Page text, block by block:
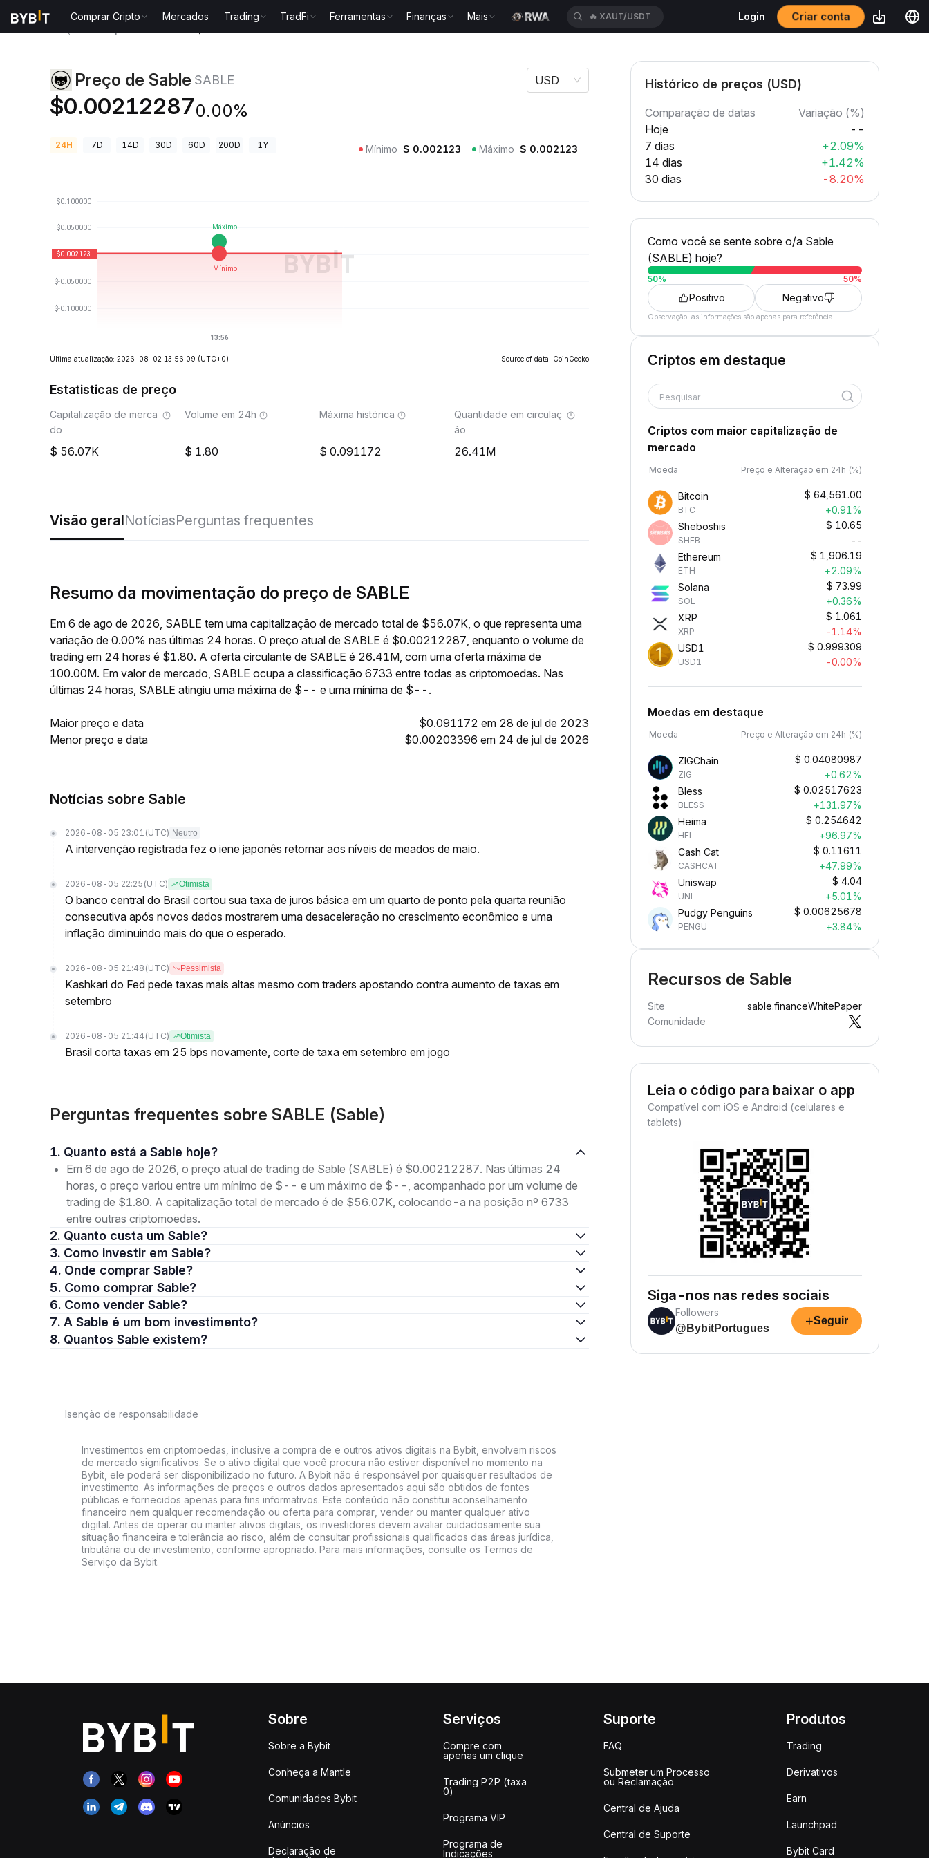
Comprar Cripto Mercados Trading TradFi Ferramentas Finanças Mais 🔥 HEIUSDT Login Criar conta
Preço de Sable SABLE
$0.002122870.00%
USD
24H 7D 14D 30D 60D 200D 1Y Mínimo $ 0.002123 Máximo $ 0.002123
Última atualização: 2026-08-02 13:56:09 (UTC+0) Source of data: CoinGecko
Estatisticas de preço
Capitalização de merca
do
56.07K
Volume em 24h
1.80
Máxima histórica
0.091172
Quantidade em circulaç
ão
26.41M
Visão geralNotíciasPerguntas frequentes
Resumo da movimentação do preço de SABLE
Em 6 de ago de 2026, SABLE tem uma capitalização de mercado total de $56.07K, o que representa uma
variação de 0.00% nas últimas 24 horas. O preço atual de SABLE é $0.00212287, enquanto o volume de
trading em 24 horas é $1.80. A oferta circulante de SABLE é 26.41M, com uma oferta máxima de
100.00M. Em valor de mercado, SABLE ocupa a classificação 6733 entre todas as criptomoedas. Nas
últimas 24 horas, SABLE atingiu uma máxima de $-- e uma mínima de $--.
Maior preço e data
$0.091172 em 28 de jul de 2023
Menor preço e data
$0.00203396 em 24 de jul de 2026
Notícias sobre Sable
2026-08-05 23:01 (UTC) Neutro
A intervenção registrada fez o iene japonês retornar aos níveis de meados de maio.
2026-08-05 22:25 (UTC) Otimista
O banco central do Brasil cortou sua taxa de juros básica em um quarto de ponto pela quarta reunião
consecutiva após novos dados mostrarem uma desaceleração no crescimento econômico e uma
inflação diminuindo mais do que o esperado.
2026-08-05 21:48 (UTC) Pessimista
Kashkari do Fed pede taxas mais altas mesmo com traders apostando contra aumento de taxas em
setembro
2026-08-05 21:44 (UTC) Otimista
Brasil corta taxas em 25 bps novamente, corte de taxa em setembro em jogo
Perguntas frequentes sobre SABLE (Sable)
1. Quanto está a Sable hoje?
Em 6 de ago de 2026, o preço atual de trading de Sable (SABLE) é $0.00212287. Nas últimas 24
horas, o preço variou entre um mínimo de $-- e um máximo de $--, acompanhado por um volume de
trading de $1.80. A capitalização total de mercado é de $56.07K, colocando-a na posição nº 6733
entre outras criptomoedas.
2. Quanto custa um Sable?
3. Como investir em Sable?
4. Onde comprar Sable?
5. Como comprar Sable?
6. Como vender Sable?
7. A Sable é um bom investimento?
8. Quantos Sable existem?
Isenção de responsabilidade
Investimentos em criptomoedas, inclusive a compra de e outros ativos digitais na Bybit, envolvem riscos
de mercado significativos. Se o ativo digital que você procura não estiver disponível no momento na
Bybit, ele poderá ser disponibilizado no futuro. A Bybit não é responsável por quaisquer resultados de
investimento. As informações de preços e outros dados apresentados aqui são obtidos de fontes
públicas e fornecidos apenas para fins informativos. Este conteúdo não constitui aconselhamento
financeiro nem qualquer recomendação ou oferta para comprar, vender ou manter qualquer ativo
digital. Antes de operar ou manter ativos digitais, os investidores devem avaliar cuidadosamente sua
situação financeira e tolerância ao risco, além de consultar profissionais qualificados das áreas jurídica,
tributária ou de investimento, conforme apropriado. Para mais informações, consulte os Termos de
Serviço da Bybit.
Histórico de preços (USD)
Comparação de datas
Variação (%)
Hoje
--
7 dias
+2.09%
14 dias
+1.42%
30 dias
-8.20%
Como você se sente sobre o/a Sable
(SABLE) hoje?
50% 50%
Positivo Negativo
Observação: as informações são apenas para referência.
Criptos em destaque
Pesquisar
Criptos com maior capitalização de
mercado
Moeda Preço e Alteração em 24h (%)
Bitcoin
BTC
$ 64,561.00
+0.91%
Sheboshis
SHEB
$ 10.65
--
Ethereum
ETH
$ 1,906.19
+2.09%
Solana
SOL
$ 73.99
+0.36%
XRP
XRP
$ 1.061
-1.14%
USD1
USD1
$ 0.999309
-0.00%
Moedas em destaque
Moeda Preço e Alteração em 24h (%)
ZIGChain
ZIG
$ 0.04080987
+0.62%
Bless
BLESS
$ 0.02517623
+131.97%
Heima
HEI
$ 0.254642
+96.97%
Cash Cat
CASHCAT
$ 0.11611
+47.99%
Uniswap
UNI
$ 4.04
+5.01%
Pudgy Penguins
PENGU
$ 0.00625678
+3.84%
Recursos de Sable
Site sable.financeWhitePaper
Comunidade
Leia o código para baixar o app
Compatível com iOS e Android (celulares e
tablets)
Siga-nos nas redes sociais
Followers
@BybitPortugues
+Seguir
Sobre
Sobre a Bybit
Conheça a Mantle
Comunidades Bybit
Anúncios
Declaração de
Serviços
Compre com
apenas um clique
Trading P2P (taxa
0)
Programa VIP
Programa de
Indicações
Suporte
FAQ
Submeter um Processo
ou Reclamação
Central de Ajuda
Central de Suporte
Produtos
Trading
Derivativos
Earn
Launchpad
Bybit Card